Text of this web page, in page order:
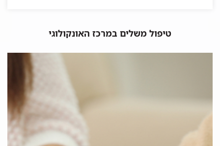
טיפול משלים במרכז האונקולוגי